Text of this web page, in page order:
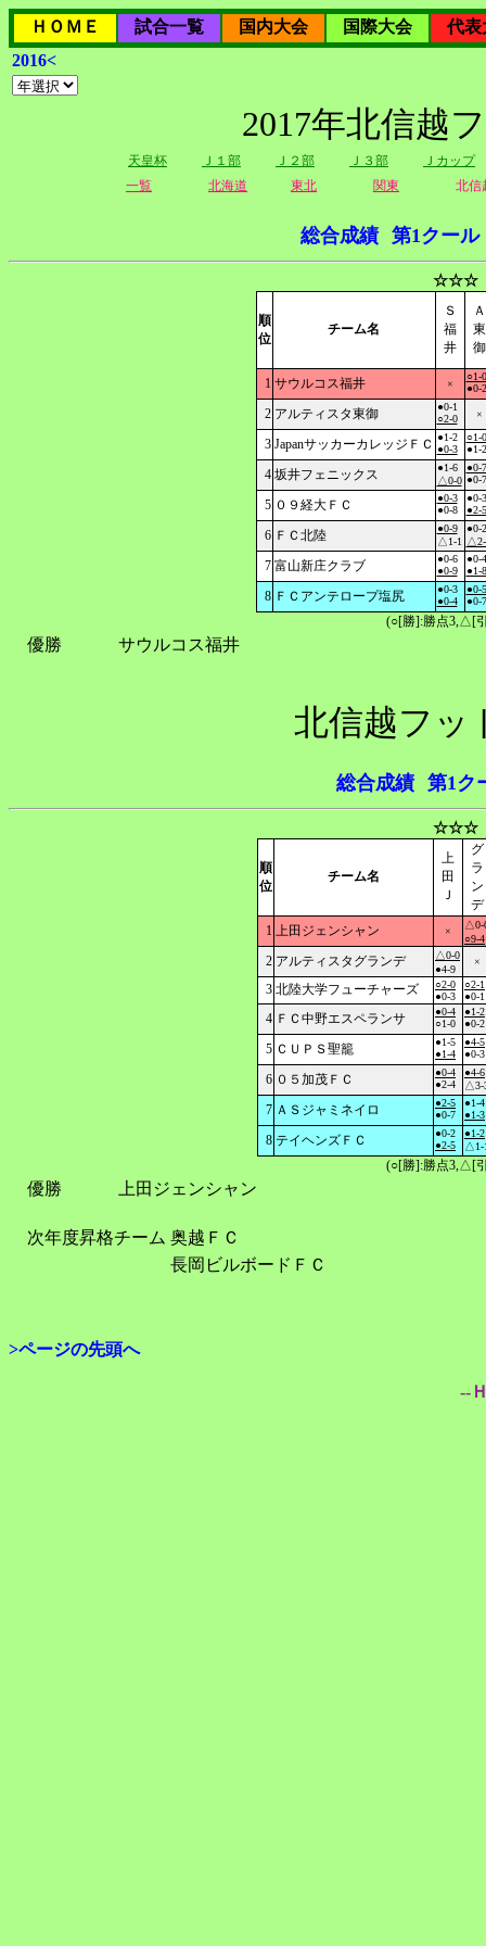
ＨＯＭＥ 試合一覧 国内大会 国際大会
代表
2016<
2017年北信越
天皇杯 Ｊ１部 Ｊ２部 Ｊ３部
Ｊカップ
一覧
北海道 東北 関東 北信
総合成績 第1クール
☆☆☆
順
位
チーム名
Ｓ
福
井
Ａ
東
御
1 サウルコス福井 ×
○1-0
●0-2
2 アルティスタ東御
●0-1
○2-0
×
3 JapanサッカーカレッジＦＣ
●1-2
●0-3
○1-0
●1-2
4 坂井フェニックス
●1-6
△0-0
●0-7
●0-7
5 ０９経大ＦＣ
●0-3
●0-8
●0-3
●2-5
6 ＦＣ北陸
●0-9
△1-1
●0-2
7 富山新庄クラブ
●0-6
●0-9
●0-4
●1-8
8 ＦＣアンテロープ塩尻
●0-3
●0-4
●0-5
●0-7
(○[勝]:勝点3,△[
優勝 サウルコス福井
北信越フッ
総合成績 第1ク
☆☆☆
順
位
チーム名
上
田
Ｊ
グ
ラ
ン
デ
1 上田ジェンシャン ×
△0-
○9-4
2 アルティスタグランデ
△0-0
●4-9
×
3 北陸大学フューチャーズ
○2-0
●0-3
○2-1
●0-1
4 ＦＣ中野エスペランサ
●0-4
○1-0
●1-2
●0-2
5 ＣＵＰＳ聖籠
●1-5
●1-4
●4-5
●0-3
6 ０５加茂ＦＣ
●0-4
●2-4
●4-6
△3-
7 ＡＳジャミネイロ
●2-5
●0-7
●1-4
●1-3
8 テイヘンズＦＣ
●0-2
●2-5
●1-2
△1-
(○[勝]:勝点3,△[
優勝 上田ジェンシャン
次年度昇格チーム 奥越ＦＣ
長岡ビルボードＦＣ
>ページの先頭へ
--